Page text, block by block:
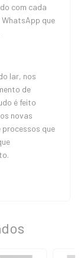
com cada
que
lar, nos
de
é feito
novas
que